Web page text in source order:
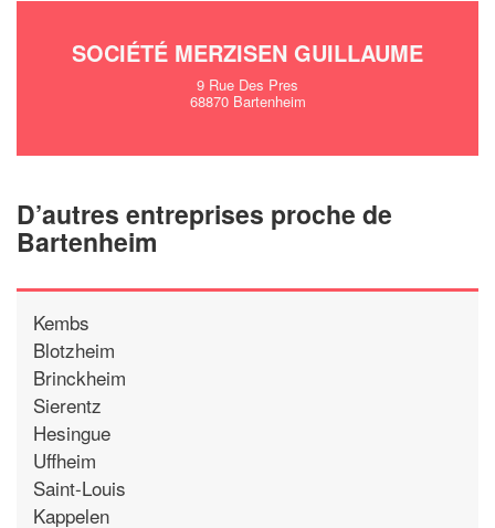
SOCIÉTÉ MERZISEN GUILLAUME
9 Rue Des Pres
68870 Bartenheim
D’autres entreprises proche de
Bartenheim
Kembs
Blotzheim
Brinckheim
Sierentz
Hesingue
Uffheim
Saint-Louis
Kappelen